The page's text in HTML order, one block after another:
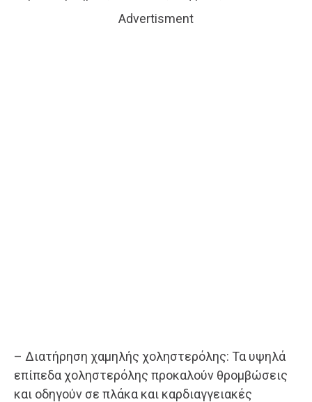
Advertisment
– Διατήρηση χαμηλής χοληστερόλης: Τα υψηλά
επίπεδα χοληστερόλης προκαλούν θρομβώσεις
και οδηγούν σε πλάκα και καρδιαγγειακές